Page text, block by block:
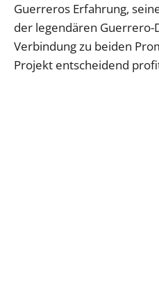
Guerreros Erfahrung,
der legendären Guerrero-
Verbindung zu beiden
Projekt entscheidend